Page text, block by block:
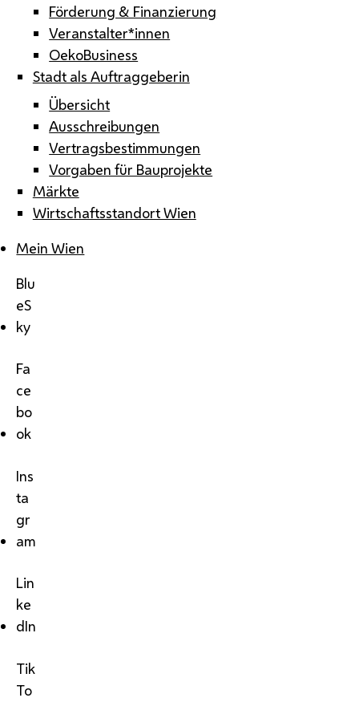
Förderung & Finanzierung
Veranstalter*innen
OekoBusiness
Stadt als Auftraggeberin
Übersicht
Ausschreibungen
Vertragsbestimmungen
Vorgaben für Bauprojekte
Märkte
Wirtschaftsstandort Wien
Mein Wien
Blu
eS
ky
Fa
ce
bo
ok
Ins
ta
gr
am
Lin
ke
dIn
Tik
To